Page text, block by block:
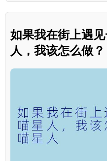
如果我在街上遇
人，我该怎么做？